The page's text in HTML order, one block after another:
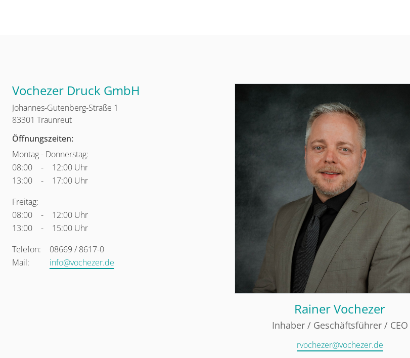
Vochezer Druck GmbH
Johannes-Gutenberg-Straße 1
83301 Traunreut
Öffnungszeiten:
Montag - Donnerstag:
08:00
-
12:00 Uhr
13:00
-
17:00 Uhr
Freitag:
08:00
-
12:00 Uhr
13:00
-
15:00 Uhr
Telefon:
08669 / 8617-0
Mail:
info@vochezer.de
Rainer Vochezer
Inhaber / Geschäftsführer / CEO
rvochezer@vochezer.de